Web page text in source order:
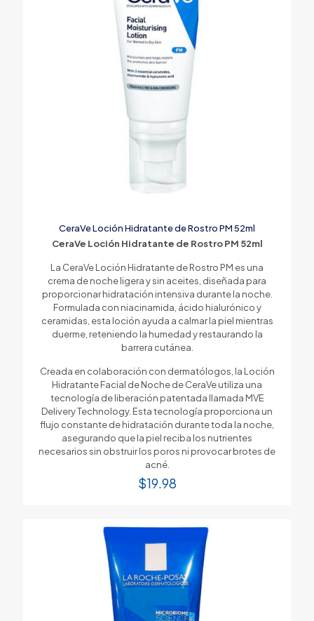
CeraVe Loción Hidratante de Rostro PM 52ml
CeraVe Loción Hidratante de Rostro PM 52ml
La CeraVe Loción Hidratante de Rostro PM es una
crema de noche ligera y sin aceites, diseñada para
proporcionar hidratación intensiva durante la noche.
Formulada con niacinamida, ácido hialurónico y
ceramidas, esta loción ayuda a calmar la piel mientras
duerme, reteniendo la humedad y restaurando la
barrera cutánea.
Creada en colaboración con dermatólogos, la Loción
Hidratante Facial de Noche de CeraVe utiliza una
tecnología de liberación patentada llamada MVE
Delivery Technology. Esta tecnología proporciona un
flujo constante de hidratación durante toda la noche,
asegurando que la piel reciba los nutrientes
necesarios sin obstruir los poros ni provocar brotes de
acné.
$19.98